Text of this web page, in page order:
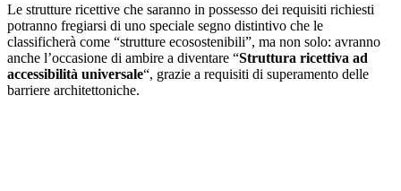
Le strutture ricettive che saranno in possesso dei requisiti richiesti
potranno fregiarsi di uno speciale segno distintivo che le
classificherà come “strutture ecosostenibili”, ma non solo: avranno
anche l’occasione di ambire a diventare “Struttura ricettiva ad
accessibilità universale“, grazie a requisiti di superamento delle
barriere architettoniche.